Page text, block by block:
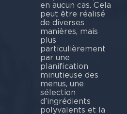
en aucun cas. Cela
peut être réalisé
de diverses
manières, mais
plus
particulièrement
par une
planification
minutieuse des
menus, une
sélection
d’ingrédients
polyvalents et la